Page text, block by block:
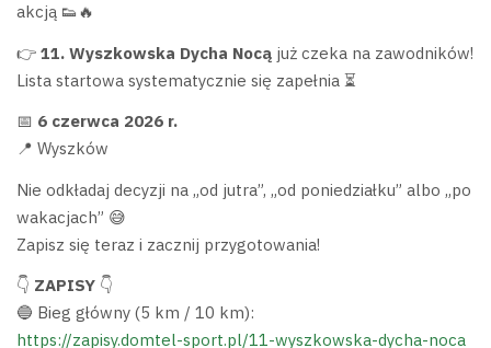
akcją 👟🔥
👉 11. Wyszkowska Dycha Nocą już czeka na zawodników!
Lista startowa systematycznie się zapełnia ⏳
📅 6 czerwca 2026 r.
📍 Wyszków
Nie odkładaj decyzji na „od jutra”, „od poniedziałku” albo „po
wakacjach” 😅
Zapisz się teraz i zacznij przygotowania!
👇 ZAPISY 👇
🔵 Bieg główny (5 km / 10 km):
https://zapisy.domtel-sport.pl/11-wyszkowska-dycha-noca